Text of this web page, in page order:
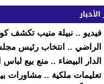
فيديو .. نبيلة منيب تكشف
الراضي .. انتخاب رئيس مجلس
الدار البيضاء .. منع بيع لباس
تعليمات ملكية .. مشاورات